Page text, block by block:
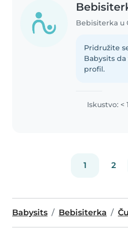
Bebisiterka u
Pridružite
Babysits
profil.
Iskustvo: <
1 2
Babysits Bebisiterka